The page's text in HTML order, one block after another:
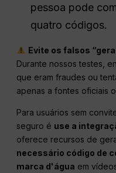
pessoa pode
quatro códigos.
Evite os falsos
Durante nossos testes,
que eram fraudes ou
apenas a fontes oficiais
Para usuários sem
seguro é use a
oferece recursos de
necessário código de
marca d'água em